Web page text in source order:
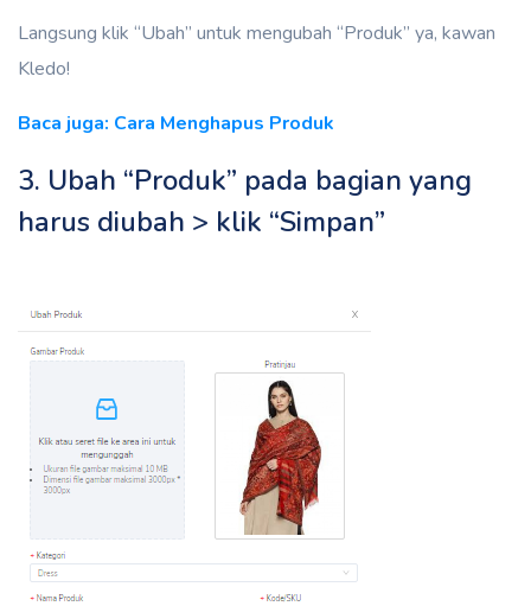
Langsung klik “Ubah” untuk mengubah “Produk” ya, kawan
Kledo!
Baca juga: Cara Menghapus Produk
3. Ubah “Produk” pada bagian yang
harus diubah > klik “Simpan”